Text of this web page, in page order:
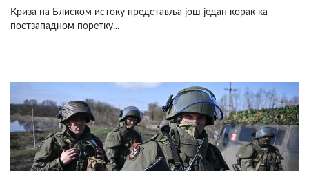
Криза на Блиском истоку представља још један корак ка
постзападном поретку...